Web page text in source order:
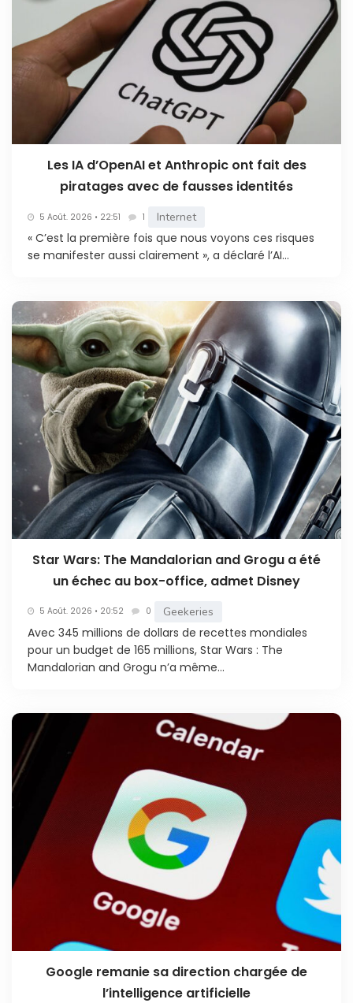
Les IA d’OpenAI et Anthropic ont fait des
piratages avec de fausses identités
5 Août. 2026 • 22:51 1 Internet
« C’est la première fois que nous voyons ces risques
se manifester aussi clairement », a déclaré l’AI...
Star Wars: The Mandalorian and Grogu a été
un échec au box-office, admet Disney
5 Août. 2026 • 20:52 0 Geekeries
Avec 345 millions de dollars de recettes mondiales
pour un budget de 165 millions, Star Wars : The
Mandalorian and Grogu n’a même...
Google remanie sa direction chargée de
l’intelligence artificielle